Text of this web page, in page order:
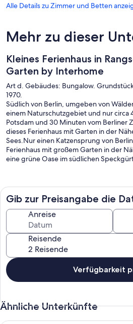
Alle Details zu Zimmer und Betten
Mehr zu dieser
Kleines Ferienhaus in
Garten by Interhome
Art d. Gebäudes: Bungalow.
1970.
Südlich von Berlin, umgeben von
einem Naturschutzgebiet und nur circa
Potsdam und 30 Minuten vom Berliner
dieses Ferienhaus mit Garten in der
Sees.Nur einen Katzensprung von
Ferienhaus mit großem Garten in der
eine grüne Oase im südlichen
Schlafzimmern, großer Wohnküche
gemütlichen Verweilen ein. Das stilvoll
Ferienhaus mit Garten und Terasse
entspannten und erholsamen
von ca. 70 qm ist ebenerdig. Es gibt
Eingang und am Übergang in den
voll eingerichtet. Den Gästen stehen
Kühlschrank mit Gefrierfach,
Spülmaschine, Wasserkocher, Toaster
Verfügung. Auch eine Sitzgelegenheit
vorhanden. Das Badezimmer ist mit
200 cm, eine Kommode und einen
Gib zur Preisangabe die
Anreise
Reisende
Verfügbarkeit
Ähnliche Unterkünfte